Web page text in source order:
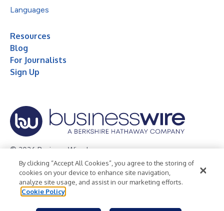
Languages
Resources
Blog
For Journalists
Sign Up
© 2026 Business Wire, Inc.
Privacy Policy Cookie Policy
Accessibility Statement
Terms of Use
Legal
By clicking “Accept All Cookies”, you agree to the storing of
cookies on your device to enhance site navigation,
analyze site usage, and assist in our marketing efforts.
Cookie Policy